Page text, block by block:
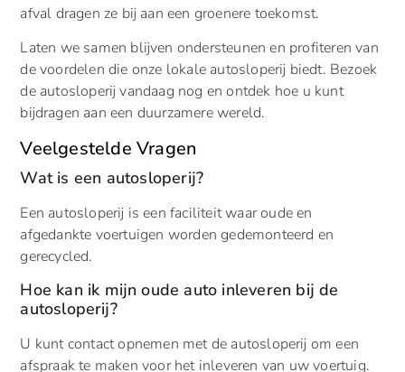
afval dragen ze bij aan een groenere toekomst.
Laten we samen blijven ondersteunen en profiteren van
de voordelen die onze lokale autosloperij biedt. Bezoek
de autosloperij vandaag nog en ontdek hoe u kunt
bijdragen aan een duurzamere wereld.
Veelgestelde Vragen
Wat is een autosloperij?
Een autosloperij is een faciliteit waar oude en
afgedankte voertuigen worden gedemonteerd en
gerecycled.
Hoe kan ik mijn oude auto inleveren bij de
autosloperij?
U kunt contact opnemen met de autosloperij om een
afspraak te maken voor het inleveren van uw voertuig.